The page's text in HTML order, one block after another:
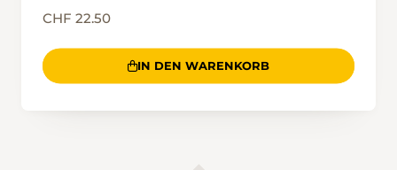
CHF 22.50
IN DEN WARENKORB